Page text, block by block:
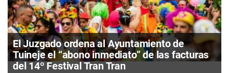
El Juzgado ordena al Ayuntamiento de
Tuineje el “abono inmediato” de las facturas
del 14º Festival Tran Tran